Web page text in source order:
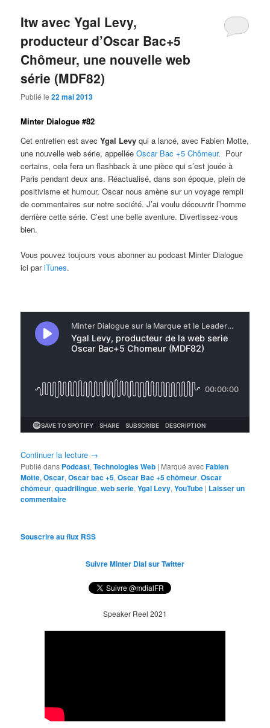
Itw avec Ygal Levy,
producteur d’Oscar Bac+5
Chômeur, une nouvelle web
série (MDF82)
Publié le22 mai 2013
Minter Dialogue #82
Cet entretien est avecYgal Levy qui a lancé, avec Fabien Motte,
une nouvelle web série, appelléeOscar Bac +5 Chômeur. Pour
certains, cela fera un flashback à une pièce qui s’est jouée à
Paris pendant deux ans. Réactualisé, dans son époque, plein de
positivisme et humour, Oscar nous amène sur un voyage rempli
de commentaires sur notre société. J’ai voulu découvrir l’homme
derrière cette série. C’est une belle aventure. Divertissez-vous
bien.
Vous pouvez toujours vous abonner au podcast Minter Dialogue
ici pariTunes.
Continuer la lecture →
Publié dans Podcast,Technologies Web | Marqué avecFabien
Motte,Oscar,Oscar bac +5,Oscar Bac +5 chômeur,Oscar
chômeur,quadrilingue,web serie,Ygal Levy,YouTube | Laisser un
commentaire
Souscrire au flux RSS
Suivre Minter Dial sur Twitter
Speaker Reel 2021